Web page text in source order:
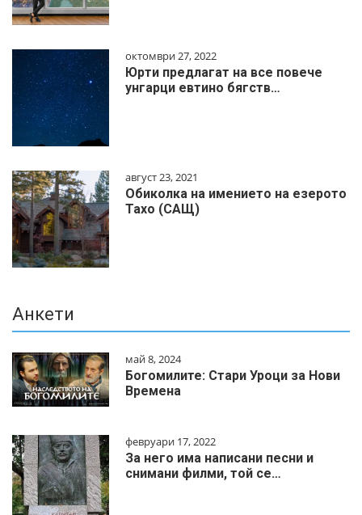
октомври 27, 2022
Юрти предлагат на все повече
унгарци евтино бягств…
август 23, 2021
Обиколка на имението на езерото
Тахо (САЩ)
Анкети
май 8, 2024
Богомилите: Стари Уроци за Нови
Времена
февруари 17, 2022
За него има написани песни и
снимани филми, той се…